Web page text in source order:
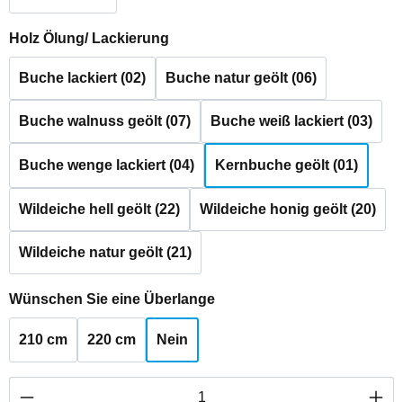
Holz Ölung/ Lackierung
Buche lackiert (02) Buche natur geölt (06)
Buche walnuss geölt (07) Buche weiß lackiert (03)
Buche wenge lackiert (04) Kernbuche geölt (01)
Wildeiche hell geölt (22) Wildeiche honig geölt (20)
Wildeiche natur geölt (21)
Wünschen Sie eine Überlangeauswählen
210 cm 220 cm Nein
Produkt Anzahl: Gib den gewünschten